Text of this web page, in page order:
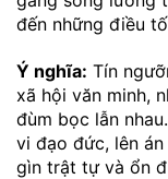
đến những điều
Ý nghĩa: Tín
xã hội văn minh,
đùm bọc lẫn
vi đạo đức, lên
gìn trật tự và ổn